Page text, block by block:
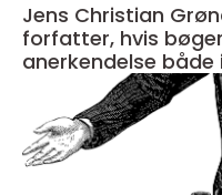
Jens Christian
forfatter, hvis
anerkendelse både
internationalt